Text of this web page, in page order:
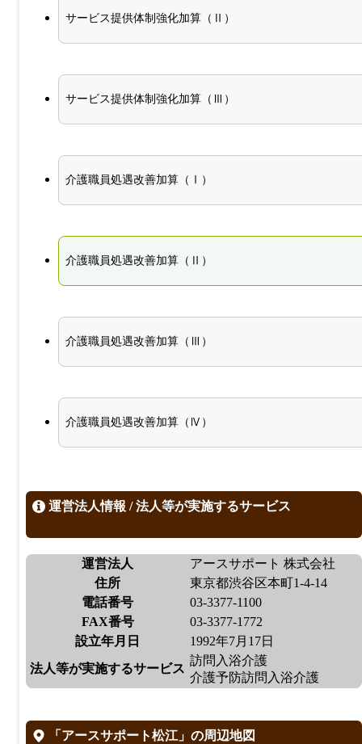
サービス提供体制強化加算（Ⅱ）
サービス提供体制強化加算（Ⅲ）
介護職員処遇改善加算（Ⅰ）
介護職員処遇改善加算（Ⅱ）
介護職員処遇改善加算（Ⅲ）
介護職員処遇改善加算（Ⅳ）
運営法人情報 / 法人等が実施するサービス
運営法人
アースサポート 株式会社
住所
東京都渋谷区本町1-4-14
電話番号
03-3377-1100
FAX番号
03-3377-1772
設立年月日
1992年7月17日
法人等が実施するサービス
訪問入浴介護
介護予防訪問入浴介護
「アースサポート松江」の周辺地図